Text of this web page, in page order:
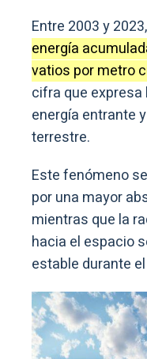
Entre 2003 y 2023,
energía
vatios por metro
cifra que
energía entrante
terrestre.
Este fenómeno
por una mayor
mientras que la
hacia el espacio
estable durante